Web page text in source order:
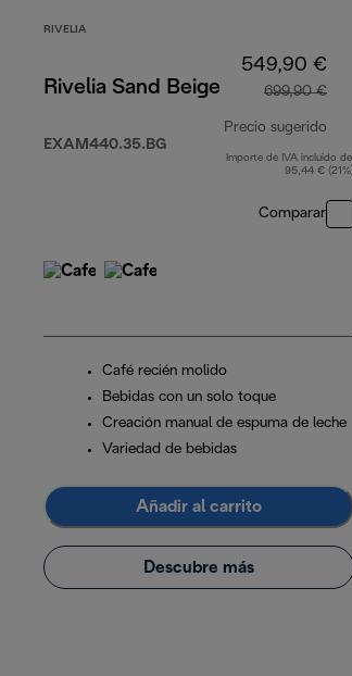
RIVELIA
Rivelia Sand Beige
EXAM440.35.BG
549,90 €
699,90 €
Precio sugerido
Importe de IVA incluido
95,44 €
Comparar
Café recién molido
Bebidas con un solo toque
Creación manual de espuma de leche
Variedad de bebidas
Añadir al carrito
Descubre más